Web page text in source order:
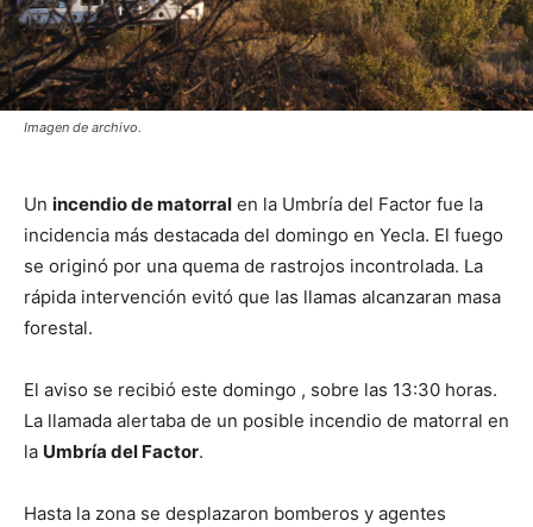
Imagen de archivo.
Un incendio de matorral en la Umbría del Factor fue la
incidencia más destacada del domingo en Yecla. El fuego
se originó por una quema de rastrojos incontrolada. La
rápida intervención evitó que las llamas alcanzaran masa
forestal.
El aviso se recibió este domingo , sobre las 13:30 horas.
La llamada alertaba de un posible incendio de matorral en
la Umbría del Factor.
Hasta la zona se desplazaron bomberos y agentes